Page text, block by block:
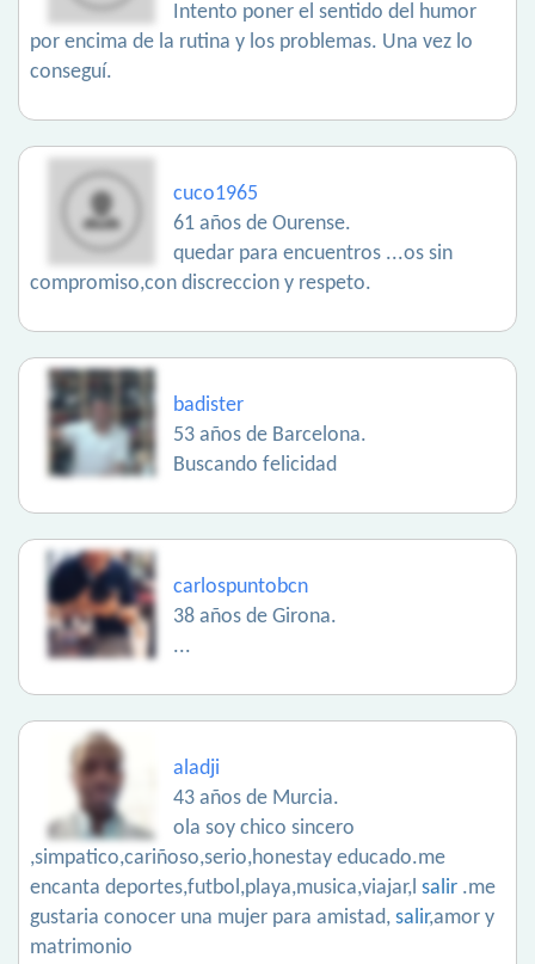
Intento poner el sentido del humor
por encima de la rutina y los problemas. Una vez lo
conseguí.
cuco1965
61 años de Ourense.
quedar para encuentros ...os sin
compromiso,con discreccion y respeto.
badister
53 años de Barcelona.
Buscando felicidad
carlospuntobcn
38 años de Girona.
...
aladji
43 años de Murcia.
ola soy chico sincero
,simpatico,cariñoso,serio,honestay educado.me
encanta deportes,futbol,playa,musica,viajar,l salir .me
gustaria conocer una mujer para amistad, salir,amor y
matrimonio